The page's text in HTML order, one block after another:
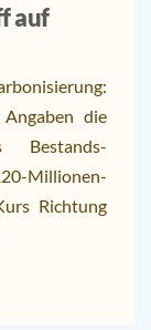
auf
die
Bestands-
Millionen-
Richtung